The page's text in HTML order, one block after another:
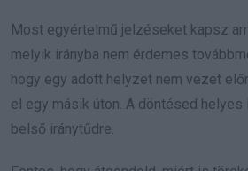
Most egyértelmű jelzéseket kapsz
melyik irányba nem érdemes
hogy egy adott helyzet nem vezet
el egy másik úton. A döntésed helyes
belső iránytűdre.